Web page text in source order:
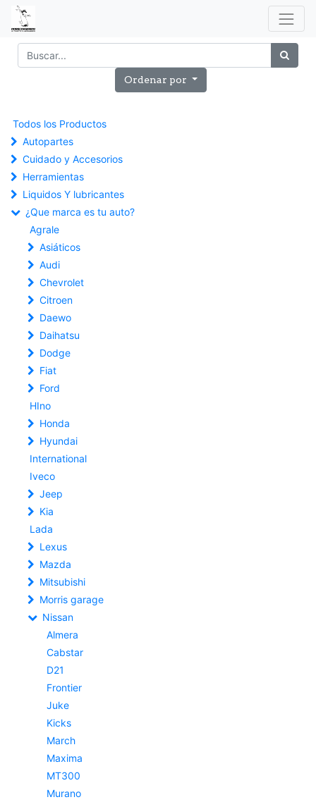
Ordenar por
Todos los Productos
Autopartes
Cuidado y Accesorios
Herramientas
Liquidos Y lubricantes
¿Que marca es tu auto?
Agrale
Asiáticos
Audi
Chevrolet
Citroen
Daewo
Daihatsu
Dodge
Fiat
Ford
HIno
Honda
Hyundai
International
Iveco
Jeep
Kia
Lada
Lexus
Mazda
Mitsubishi
Morris garage
Nissan
Almera
Cabstar
D21
Frontier
Juke
Kicks
March
Maxima
MT300
Murano